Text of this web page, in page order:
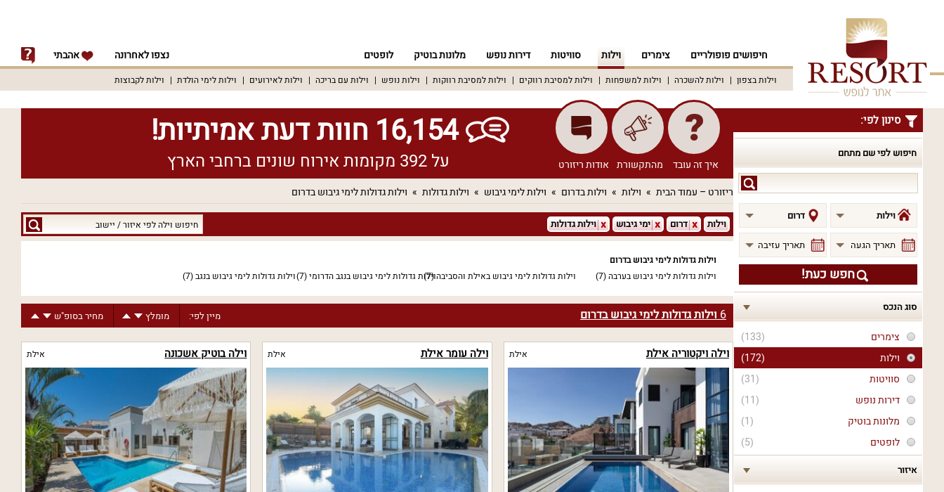
חיפושים פופולריים צימרים וילות סוויטות דירות נופש מלונות בוטיק לופטים נצפו לאחרונה אהבתי
וילות בצפון וילות להשכרה וילות למשפחות וילות למסיבת רווקים וילות למסיבת רווקות וילות נופש וילות עם בריכה וילות לאירועים וילות לימי הולדת וילות לקבוצות
סינון לפי:
חיפוש לפי שם מתחם
לפי
שם
מתחם
וילות דרום
תאריך הגעה תאריך עזיבה
חפש כעת!
סוג הנכס
(133)
צימרים
(172)
וילות
(31)
סוויטות
(11)
דירות נופש
(1)
מלונות בוטיק
(5)
לופטים
איזור
איך זה עובד מהתקשורת אודות ריזורט
16,154 חוות דעת אמיתיות!
על 392 מקומות אירוח שונים ברחבי הארץ
ריזורט – עמוד הבית וילות וילות בדרום וילות לימי גיבוש וילות גדולות וילות גדולות לימי גיבוש בדרום
חיפוש
וילה
איזור
יישוב
וילות דרום ימי גיבוש וילות גדולות
וילות גדולות לימי גיבוש בדרום
וילות גדולות לימי גיבוש בערבה(7) וילות גדולות לימי גיבוש באילת והסביבה(7)
וילות גדולות לימי גיבוש בנגב הדרומי(7) וילות גדולות לימי גיבוש בנגב(7)
6וילות גדולות לימי גיבוש בדרום מיין לפי: מומלץ מחיר בסופ"ש
וילה ויקטוריה אילת אילת וילה עומר אילת אילת וילה בוטיק אשכונה אילת